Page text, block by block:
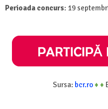
Perioada concurs: 19
Sursa: bcr.ro♦ ♦